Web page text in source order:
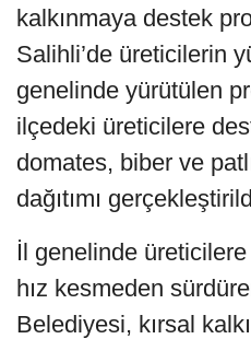
kalkınmaya destek
Salihli’de üreticilerin
genelinde yürütülen
ilçedeki üreticilere
domates, biber ve
dağıtımı
İl genelinde
hız kesmeden
Belediyesi, kırsal